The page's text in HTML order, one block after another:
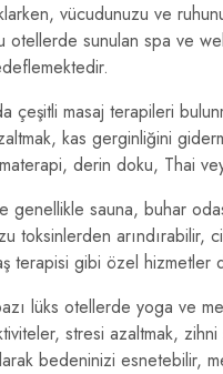
vücudunuzu ve
otellerde sunulan spa ve
çeşitli masaj terapileri
kas gerginliğini
derin doku, Thai
genellikle sauna, buhar
toksinlerden arındırabilir,
terapisi gibi özel hizmetler
lüks otellerde yoga ve
stresi azaltmak,
bedeninizi esnetebilir,